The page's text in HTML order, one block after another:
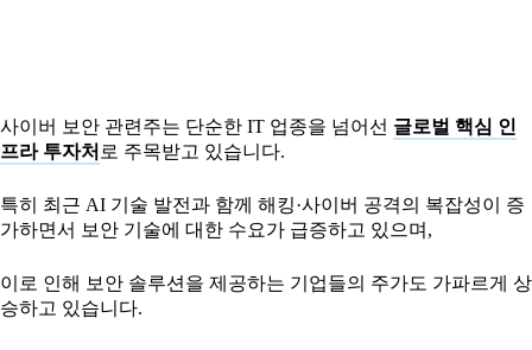
사이버 보안 관련주는 단순한 IT 업종을 넘어선 글로벌 핵심 인
프라 투자처 로 주목받고 있습니다.
특히 최근 AI 기술 발전과 함께 해킹·사이버 공격의 복잡성이 증
가하면서 보안 기술에 대한 수요가 급증하고 있으며,
이로 인해 보안 솔루션을 제공하는 기업들의 주가도 가파르게 상
승하고 있습니다.